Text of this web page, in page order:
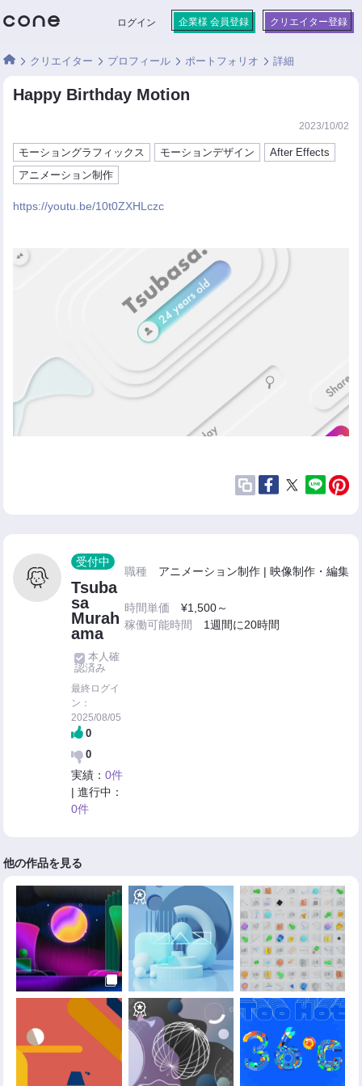
ログイン 企業様 会員登録 クリエイター登録
クリエイター プロフィール ポートフォリオ 詳細
Happy Birthday Motion
2023/10/02
モーショングラフィックス モーションデザイン
After Effects
アニメーション制作
https://youtu.be/10t0ZXHLczc
受付中
Tsuba
sa
Murah
ama
本人確
認済み
最終ログイ
ン：
2025/08/05
0
0
実績：0件
| 進行中：
0件
職種 アニメーション制作 | 映像制作・編集
時間単価 ¥1,500～
稼働可能時間 1週間に20時間
他の作品を見る